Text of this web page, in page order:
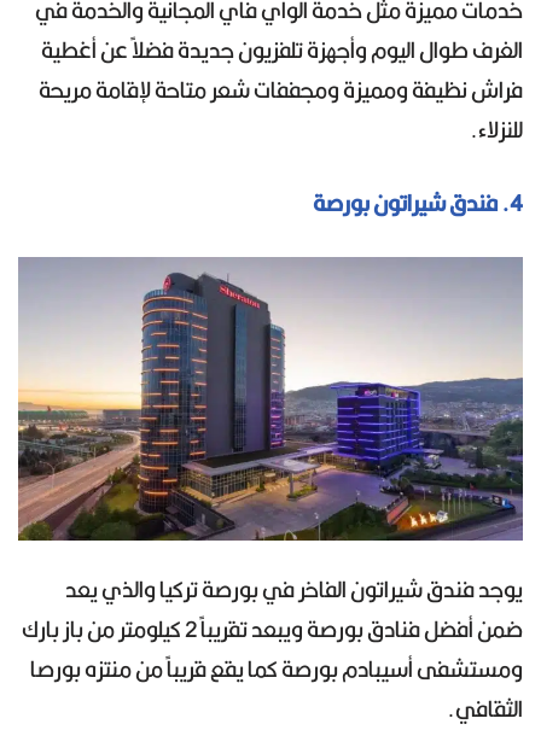
خدمات مميزة مثل خدمة الواي فاي المجانية والخدمة في
الغرف طوال اليوم وأجهزة تلفزيون جديدة فضلاً عن أغطية
فراش نظيفة ومميزة ومجففات شعر متاحة لإقامة مريحة
للنزلاء.
4. فندق شيراتون بورصة
يوجد فندق شيراتون الفاخر في بورصة تركيا والذي يعد
ضمن أفضل فنادق بورصة ويبعد تقريباً 2 كيلومتر من باز بارك
ومستشفى أسيبادم بورصة كما يقع قريباً من منتزه بورصا
الثقافي.